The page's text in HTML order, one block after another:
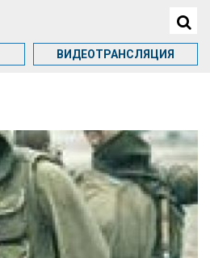
ВИДЕОТРАНСЛЯЦИЯ